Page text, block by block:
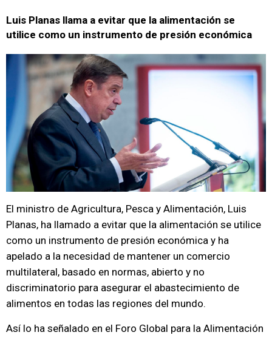
Luis Planas llama a evitar que la alimentación se
utilice como un instrumento de presión económica
El ministro de Agricultura, Pesca y Alimentación, Luis
Planas, ha llamado a evitar que la alimentación se utilice
como un instrumento de presión económica y ha
apelado a la necesidad de mantener un comercio
multilateral, basado en normas, abierto y no
discriminatorio para asegurar el abastecimiento de
alimentos en todas las regiones del mundo.
Así lo ha señalado en el Foro Global para la Alimentación